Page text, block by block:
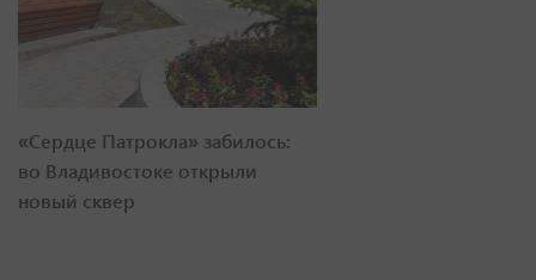
«Сердце Патрокла» забилось:
во Владивостоке открыли
новый сквер